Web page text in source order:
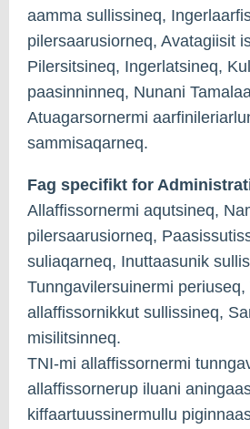
aamma sullissineq,
pilersaarusiorneq, Avatagiisit
Pilersitsineq, Ingerlatsineq,
paasinninneq, Nunani
Atuagarsornermi
sammisaqarneq.
Fag specifikt for
Allaffissornermi aqutsineq,
pilersaarusiorneq,
suliaqarneq, Inuttaasunik
Tunngavilersuinermi periuseq,
allaffissornikkut sullissineq,
misilitsinneq.
TNI-mi allaffissornermi
allaffissornerup iluani
kiffaartuussinermullu